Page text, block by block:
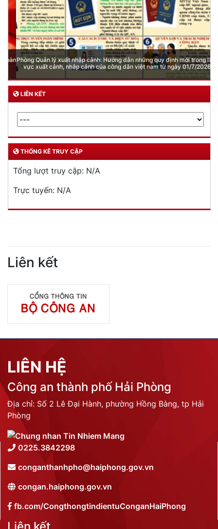
Phòng Quản lý xuất nhập cảnh: Hướng dẫn những quy định mới trong lĩnh
vực xuất cảnh, nhập cảnh của công dân việt nam từ ngày 01/7/2026
LIÊN KẾT
THỐNG KÊ TRUY CẬP
Tổng lượt truy cập: N/A
Trực tuyến: N/A
Liên kết
LIÊN HỆ
Công an thành phố Hải Phòng
Địa chỉ: Số 2 Lê Đại Hành, phường Hồng Bàng, tp Hải
Phòng
0225.3842298
conganthanhpho@haiphong.gov.vn
congan.haiphong.gov.vn
fb.com/CongthongtindientuConganHaiPhong